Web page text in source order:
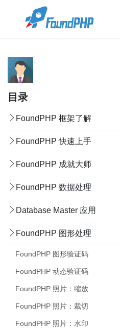
目录
FoundPHP 框架了解
FoundPHP 快速上手
FoundPHP 成就大师
FoundPHP 数据处理
Database Master 应用
FoundPHP 图形处理
FoundPHP 图形验证码
FoundPHP 动态验证码
FoundPHP 照片：缩放
FoundPHP 照片：裁切
FoundPHP 照片：水印